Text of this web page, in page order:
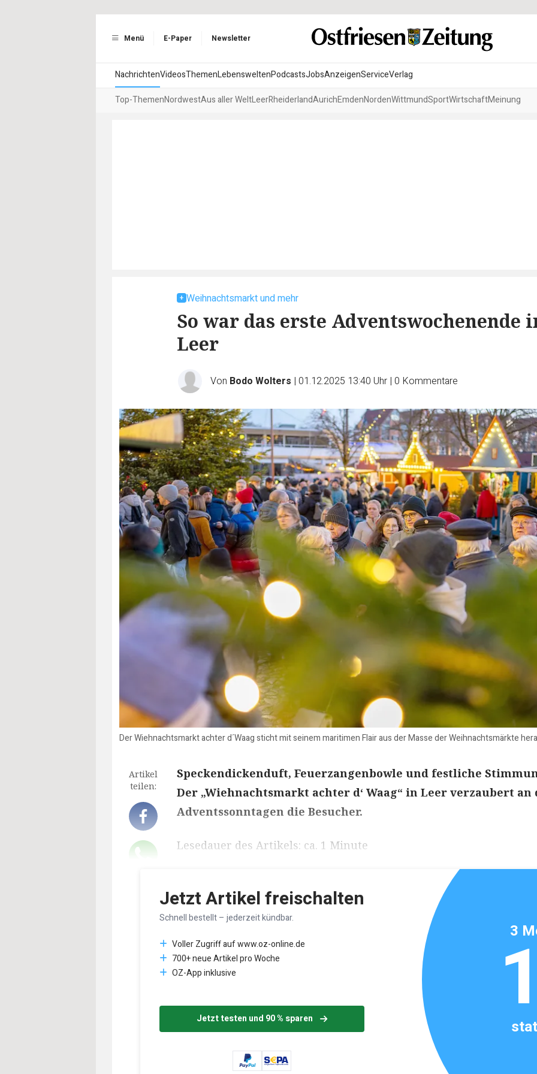
Menü E-Paper Newsletter
NachrichtenVideosThemenLebensweltenPodcastsJobsAnzeigenServiceVerlag
Top-ThemenNordwestAus aller WeltLeerRheiderlandAurichEmdenNordenWittmundSportWirtschaftMeinung
Weihnachtsmarkt und mehr
So war das erste Adventswochenende
Leer
Von Bodo Wolters | 01.12.2025 13:40 Uhr | 0 Kommentare
Der Wiehnachtsmarkt achter d´Waag sticht mit seinem maritimen Flair aus der Masse der Weihnachtsmärkte
Artikel
teilen:
Speckendickenduft, Feuerzangenbowle und festliche
Der „Wiehnachtsmarkt achter d‘ Waag“ in Leer verzaubert an
Adventssonntagen die Besucher.
Lesedauer des Artikels: ca. 1 Minute
Jetzt Artikel freischalten
Schnell bestellt – jederzeit kündbar.
Voller Zugriff auf www.oz-online.de
700+ neue Artikel pro Woche
OZ-App inklusive
Jetzt testen und 90 % sparen
3